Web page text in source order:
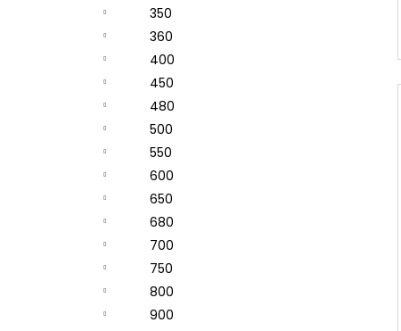
350
360
400
450
480
500
550
600
650
680
700
750
800
900